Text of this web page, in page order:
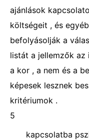
ajánlások
költségeit , és
befolyásolják a
listát a jellemzők az
a kor , a nem és a
képesek lesznek
kritériumok .
5
kapcsolatba